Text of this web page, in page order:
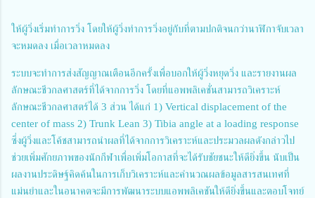
ให้ผู้วิ่งเริ่มทำการวิ่ง โดยให้ผู้วิ่งทำการวิ่งอยู่กับที่ตามปกติจนกว่านาฬิกาจับเวลา
จะหมดลง เมื่อเวลาหมดลง
ระบบจะทำการส่งสัญญาณเตือนอีกครั้งเพื่อบอกให้ผู้วิ่งหยุดวิ่ง และรายงานผล
ลักษณะชีวกลศาสตร์ที่ได้จากการวิ่ง โดยที่แอพพลิเคชั่นสามารถวิเคราะห์
ลักษณะชีวกลศาสตร์ได้ 3 ส่วน ได้แก่ 1) Vertical displacement of the
center of mass 2) Trunk Lean 3) Tibia angle at a loading response
ซึ่งผู้วิ่งและโค้ชสามารถนำผลที่ได้จากการวิเคราะห์และประมวลผลดังกล่าวไป
ช่วยเพิ่มศักยภาพของนักกีฬาเพื่อเพิ่มโอกาสที่จะได้รับชัยชนะให้ดียิ่งขึ้น นับเป็น
ผลงานประดิษฐ์คิดค้นในการเก็บวิเคราะห์และคำนวณผลข้อมูลสารสนเทศที่
แม่นยำและในอนาคตจะมีการพัฒนาระบบแอพพลิเคชันให้ดียิ่งขึ้นและตอบโจทย์